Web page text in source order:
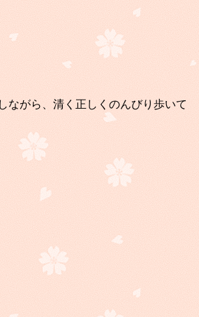
ながら、清く正しくのんびり歩いて